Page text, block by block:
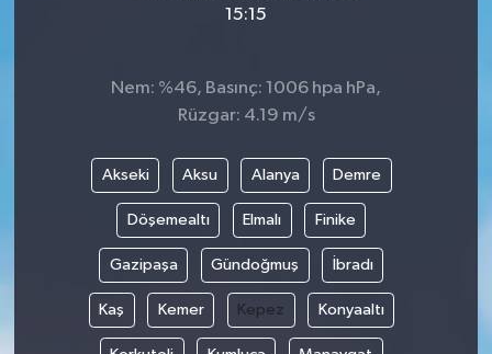
15:15
Nem: %46, Basınç: 1006 hpa hPa,
Rüzgar: 4.19 m/s
Akseki Aksu Alanya Demre
Döşemealtı Elmalı Finike
Gazipaşa Gündoğmuş İbradı
Kaş Kemer Kepez Konyaaltı